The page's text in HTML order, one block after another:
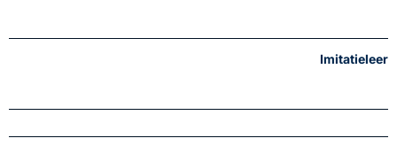
Imitatieleer